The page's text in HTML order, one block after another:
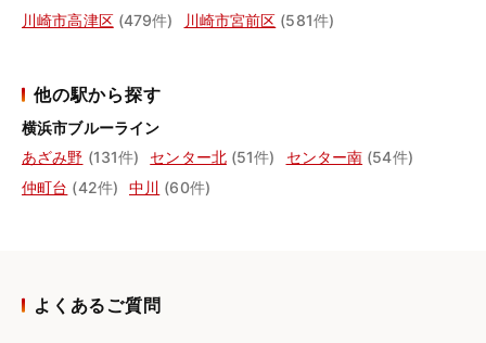
川崎市高津区 (479件) 川崎市宮前区 (581件)
他の駅から探す
横浜市ブルーライン
あざみ野 (131件) センター北 (51件) センター南 (54件)
仲町台 (42件) 中川 (60件)
よくあるご質問